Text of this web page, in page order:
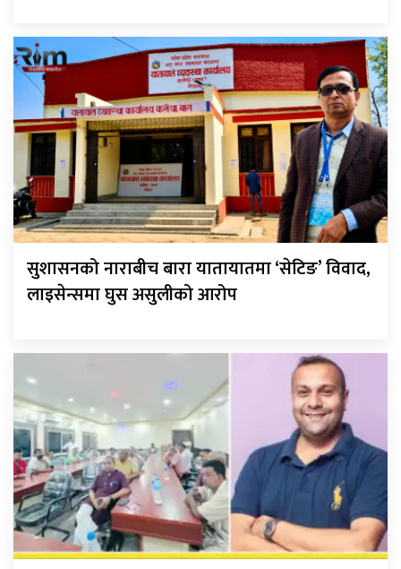
सुशासनको नाराबीच बारा यातायातमा ‘सेटिङ’ विवाद,
लाइसेन्समा घुस असुलीको आरोप